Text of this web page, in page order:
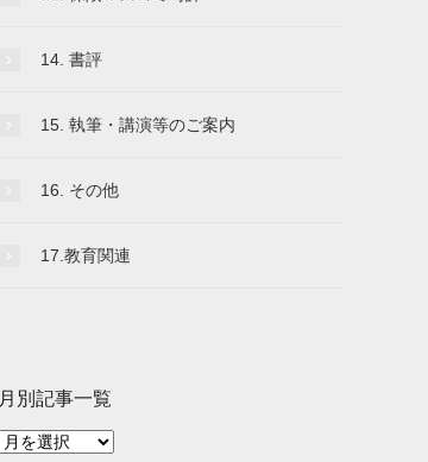
14. 書評
15. 執筆・講演等のご案内
16. その他
17.教育関連
月別記事一覧
月